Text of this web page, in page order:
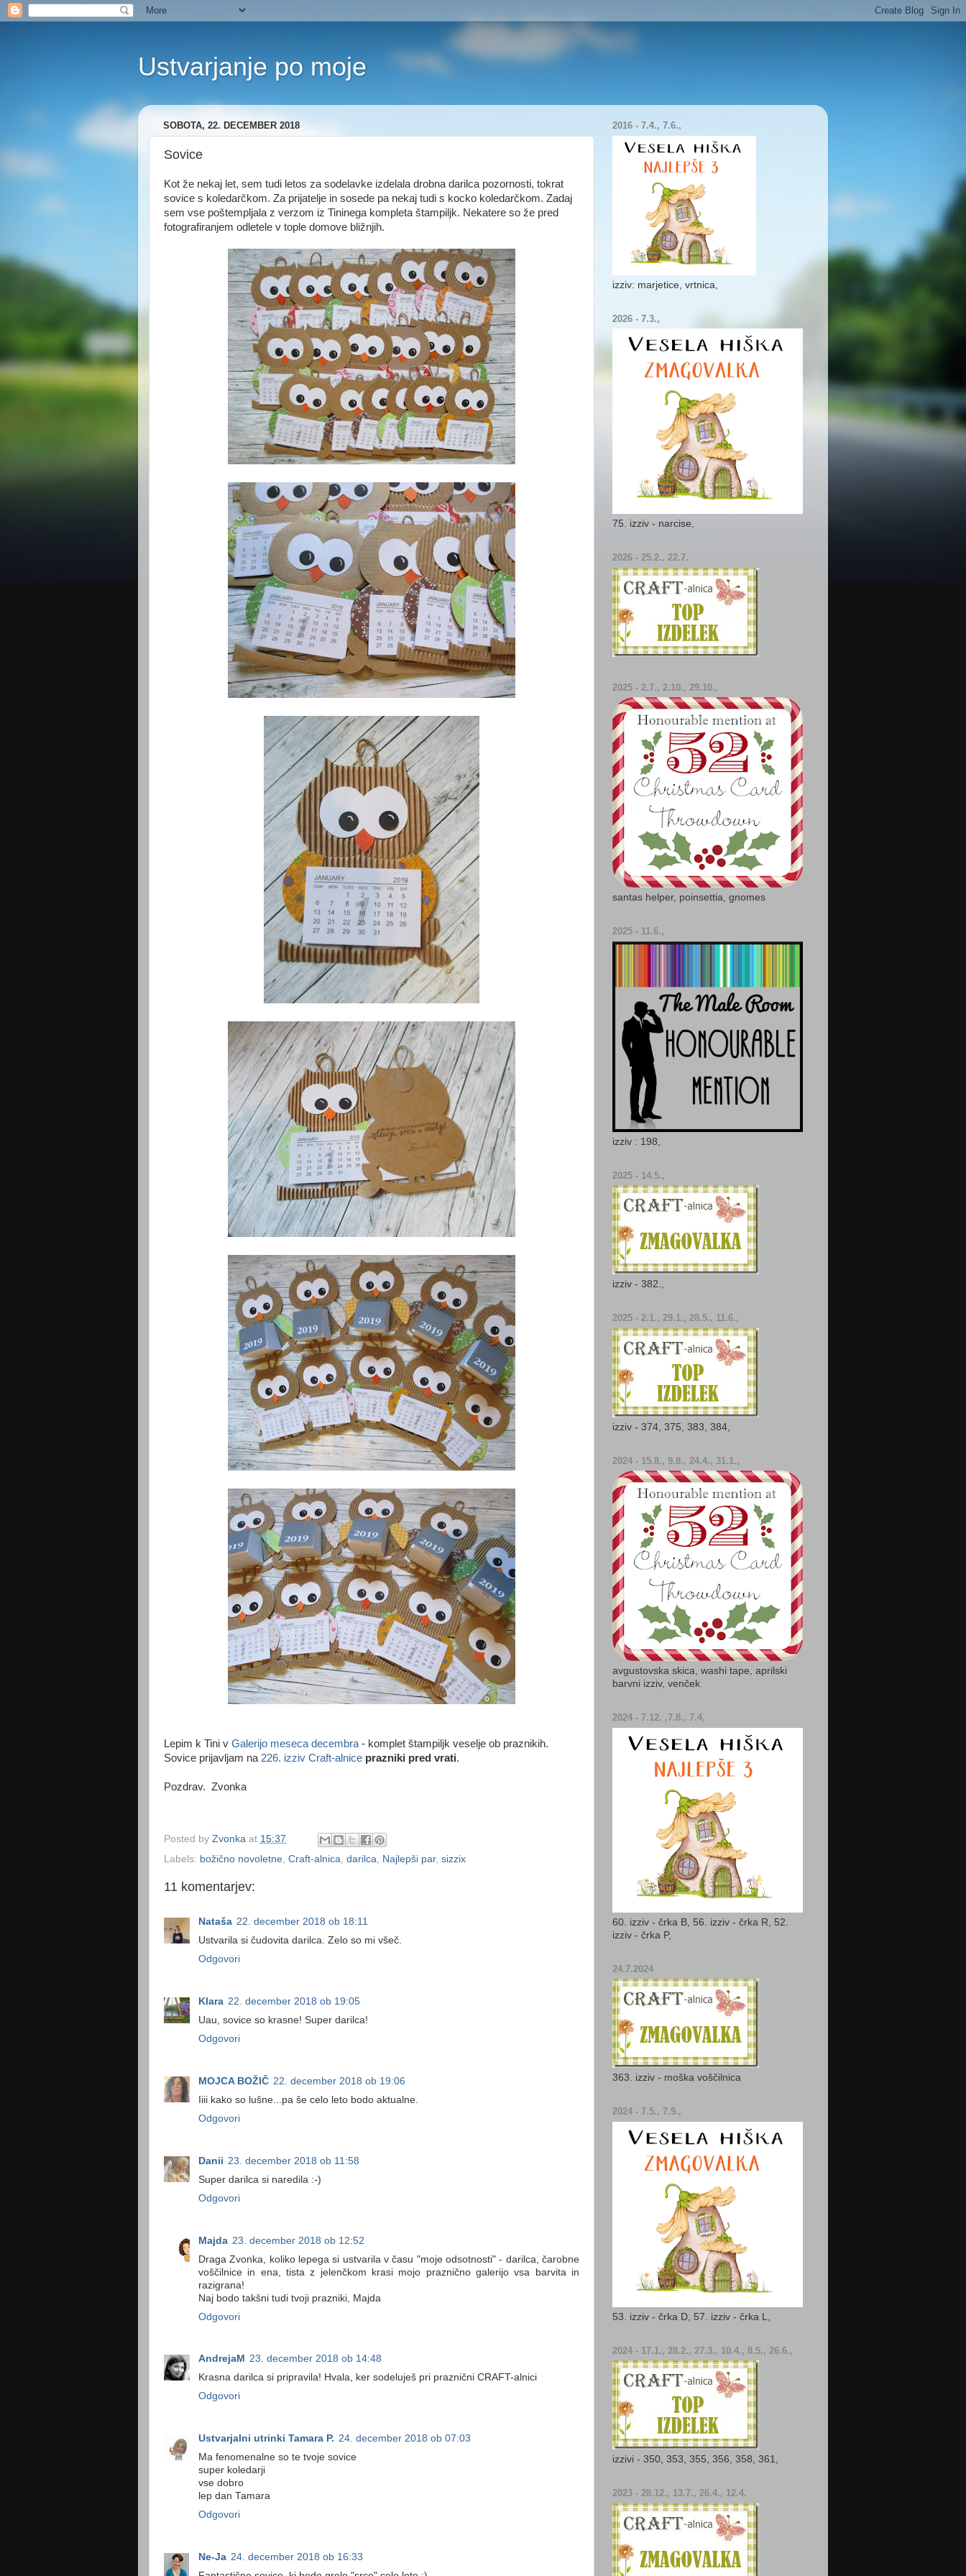
Ustvarjanje po moje
SOBOTA, 22. DECEMBER 2018
Sovice
Kot že nekaj let, sem tudi letos za sodelavke izdelala drobna darilca pozornosti, tokrat
sovice s koledarčkom. Za prijatelje in sosede pa nekaj tudi s kocko koledarčkom. Zadaj
sem vse poštempljala z verzom iz Tininega kompleta štampiljk. Nekatere so že pred
fotografiranjem odletele v tople domove bližnjih.
Lepim k Tini v Galerijo meseca decembra - komplet štampiljk veselje ob praznikih.
Sovice prijavljam na 226. izziv Craft-alnice prazniki pred vrati.
Pozdrav. Zvonka
Posted by Zvonka at 15:37
Labels: božično novoletne Craft-alnica darilca Najlepši par, sizzix
11 komentarjev:
Nataša 22. december 2018 ob 18:11
Ustvarila si čudovita darilca. Zelo so mi všeč.
Odgovori
Klara 22. december 2018 ob 19:05
Uau, sovice so krasne! Super darilca!
Odgovori
MOJCA BOŽIČ 22. december 2018 ob 19:06
Iiii kako so lušne...pa še celo leto bodo aktualne.
Odgovori
Danii 23. december 2018 ob 11:58
Super darilca si naredila :-)
Odgovori
Majda 23. december 2018 ob 12:52
Draga Zvonka, koliko lepega si ustvarila v času "moje odsotnosti" - darilca, čarobne
voščilnice in ena, tista z jelenčkom krasi mojo praznično galerijo vsa barvita in
razigrana!
Naj bodo takšni tudi tvoji prazniki, Majda
Odgovori
AndrejaM 23. december 2018 ob 14:48
Krasna darilca si pripravila! Hvala, ker sodeluješ pri praznični CRAFT-alnici
Odgovori
Ustvarjalni utrinki Tamara P. 24. december 2018 ob 07:03
Ma fenomenalne so te tvoje sovice
super koledarji
vse dobro
lep dan Tamara
Odgovori
Ne-Ja 24. december 2018 ob 16:33
2016 - 7.4., 7.6.,
izziv: marjetice, vrtnica,
2026 - 7.3.,
75. izziv - narcise,
2026 - 25.2., 22.7.
2025 - 2.7., 2.10., 29.10.,
santas helper, poinsettia, gnomes
2025 - 11.6.,
izziv : 198,
2025 - 14.5.,
izziv - 382.,
2025 - 2.1., 29.1., 28.5., 11.6.,
izziv - 374, 375, 383, 384,
2024 - 15.8., 9.8., 24.4., 31.1.,
avgustovska skica, washi tape, aprilski
barvni izziv, venček
2024 - 7.12. ,7.8., 7.4,
60. izziv - črka B, 56. izziv - črka R, 52.
izziv - črka P,
24.7.2024
363. izziv - moška voščilnica
2024 - 7.5., 7.9.,
53. izziv - črka D, 57. izziv - črka L,
2024 - 17.1., 28.2., 27.3., 10.4., 8.5., 26.6.,
izzivi - 350, 353, 355, 356, 358, 361,
2023 - 28.12., 13.7., 26.4., 12.4.